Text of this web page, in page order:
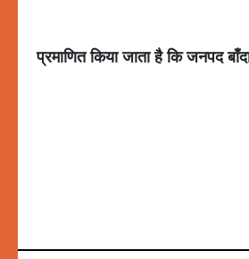
प्रमाणित किया जाता है कि जनपद